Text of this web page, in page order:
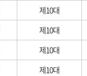
제10대
제10대
제10대
제10대